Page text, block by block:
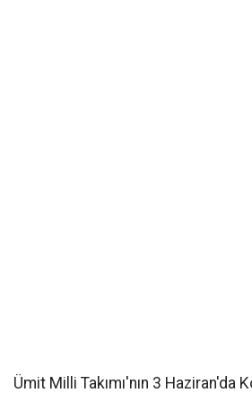
Ümit Milli Takımı'nın 3 Haziran'da